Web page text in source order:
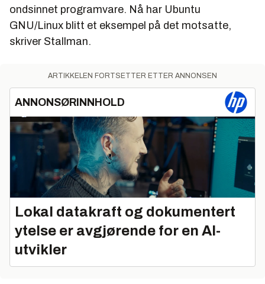
ondsinnet programvare. Nå har Ubuntu
GNU/Linux blitt et eksempel på det motsatte,
skriver Stallman.
ARTIKKELEN FORTSETTER ETTER ANNONSEN
ANNONSØRINNHOLD
Lokal datakraft og dokumentert
ytelse er avgjørende for en AI-
utvikler